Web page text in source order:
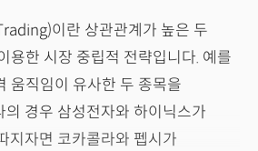
이란 상관관계가 높은 두
용한 시장 중립적 전략입니다. 예를
움직임이 유사한 두 종목을
의 경우 삼성전자와 하이닉스가
지자면 코카콜라와 펩시가